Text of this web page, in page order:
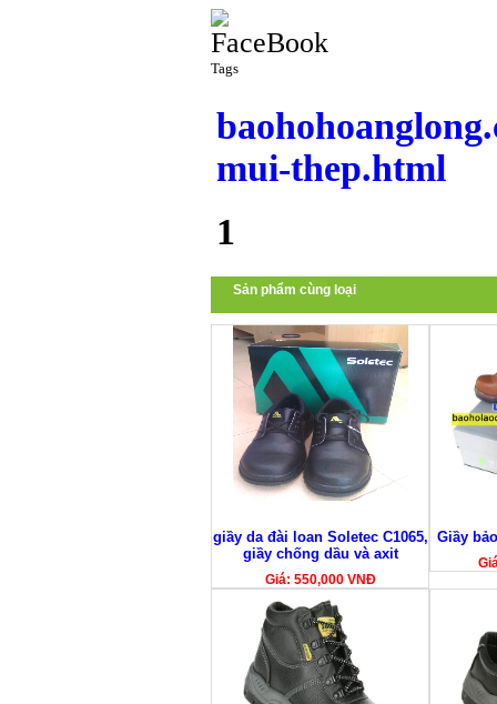
Tags
mui-thep.html
1
Sản phẩm cùng loại
giầy da đài loan Soletec C1065,
giầy chống dầu và axit
Giá: 550,000 VNĐ
Giầy